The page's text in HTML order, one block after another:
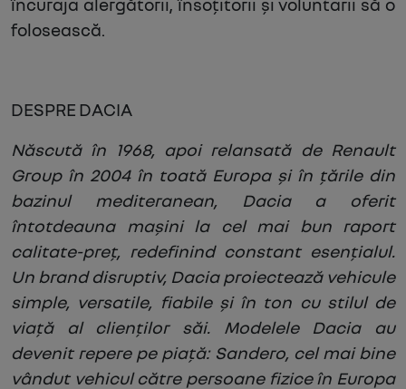
folosească.
DESPRE DACIA
Născută în 1968, apoi relansată de Renault
Group în 2004 în toată Europa și în țările din
bazinul mediteranean, Dacia a oferit
întotdeauna mașini la cel mai bun raport
calitate-preț, redefinind constant esențialul.
Un brand disruptiv, Dacia proiectează vehicule
simple, versatile, fiabile și în ton cu stilul de
viață al clienților săi. Modelele Dacia au
devenit repere pe piață: Sandero, cel mai bine
vândut vehicul către persoane fizice în Europa